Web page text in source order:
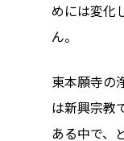
めには変化
ん。
東本願寺の
は新興宗教
ある中で、